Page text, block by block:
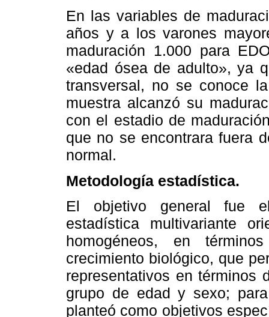
En las variables de
años y a los varones
maduración 1.000 para
«edad ósea de adulto», ya
transversal, no se conoce
muestra alcanzó su
con el estadio de
que no se encontrara fuera
normal.
Metodología estadística.
El objetivo general fue
estadística multivariante
homogéneos, en
crecimiento biológico, que
representativos en términos
grupo de edad y sexo;
planteó como objetivos